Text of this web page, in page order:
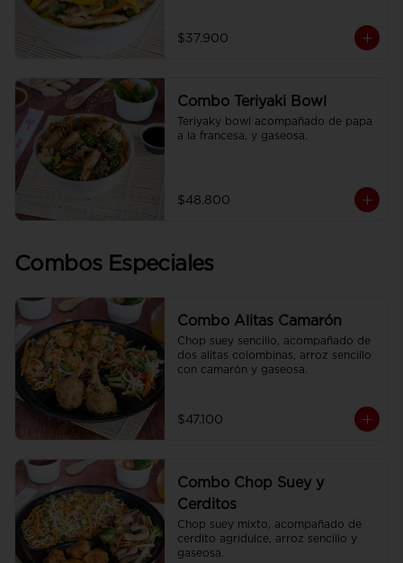
$37.900
Combo Teriyaki Bowl
Teriyaky bowl acompañado de papa
a la francesa, y gaseosa.
$48.800
Combos Especiales
Combo Alitas Camarón
Chop suey sencillo, acompañado de
dos alitas colombinas, arroz sencillo
con camarón y gaseosa.
$47.100
Combo Chop Suey y
Cerditos
Chop suey mixto, acompañado de
cerdito agridulce, arroz sencillo y
gaseosa.